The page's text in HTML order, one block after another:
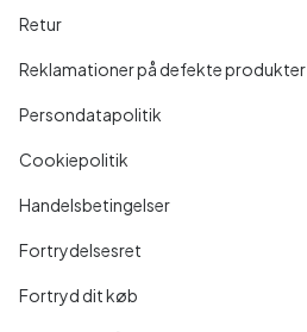
Retur
Reklamationer på defekte produkter
Persondatapolitik
Cookiepolitik
Handelsbetingelser
Fortrydelsesret
Fortryd dit køb